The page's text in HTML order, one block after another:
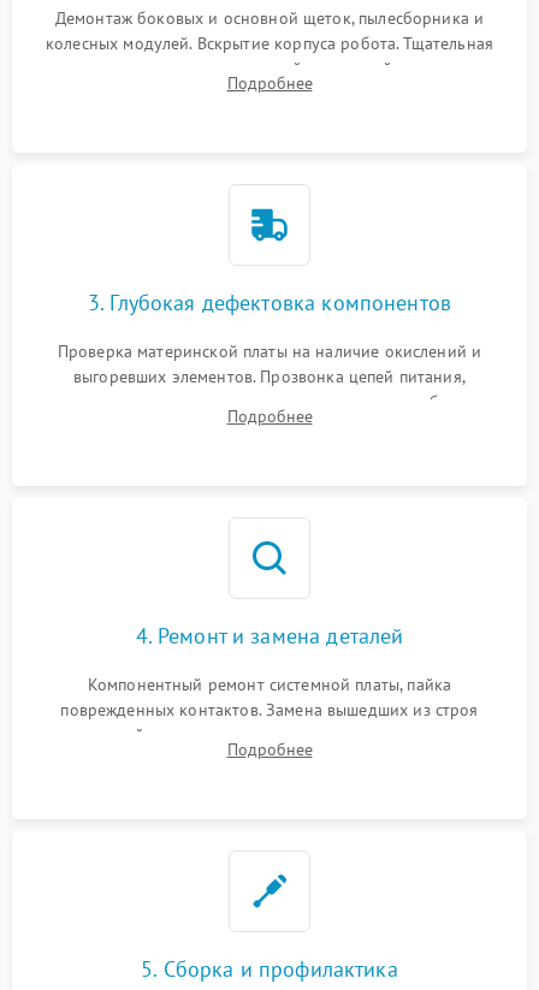
Демонтаж боковых и основной щеток, пылесборника и
колесных модулей. Вскрытие корпуса робота. Тщательная
очистка внутренних полостей, шестерней и плат от
скопившейся пыли, волос и шерсти животных с
Подробнее
3. Глубокая дефектовка компонентов
Проверка материнской платы на наличие окислений и
выгоревших элементов. Прозвонка цепей питания,
тестирование приводных моторов колес и турбины
всасывания. Оценка состояния оптических и инфракрасных
Подробнее
4. Ремонт и замена деталей
Компонентный ремонт системной платы, пайка
поврежденных контактов. Замена вышедших из строя
двигателей, изношенного аккумулятора, неисправного
лидара или помпы подачи воды. Восстановление шлейфов и
Подробнее
5. Сборка и профилактика